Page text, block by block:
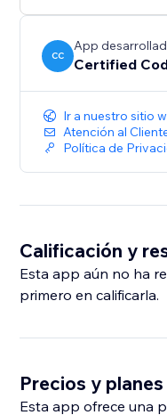
CC
App
Certified
Ir a nuestro sitio
Atención al
Política de
Calificación y
Esta app aún no ha
primero en calificarla.
Precios y planes
Esta app ofrece una